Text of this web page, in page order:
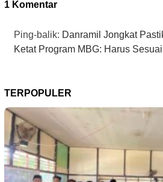
1 Komentar
Ping-balik: Danramil Jongkat
Ketat Program MBG: Harus
TERPOPULER